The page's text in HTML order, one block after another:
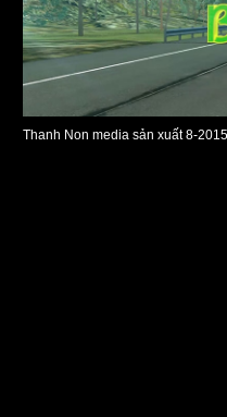
Thanh Non media sản xuất 8-